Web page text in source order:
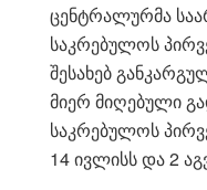
ცენტრალურმა
საკრებულოს
შესახებ
მიერ მიღებული
საკრებულოს
14 ივლისს და 2